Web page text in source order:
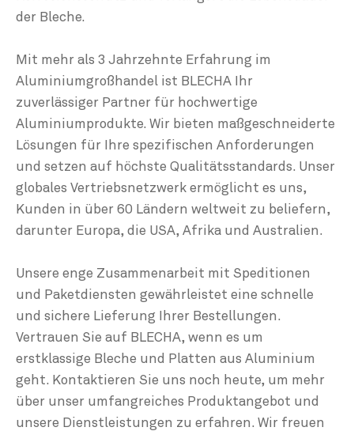
der Bleche.
Mit mehr als 3 Jahrzehnte Erfahrung im
Aluminiumgroßhandel ist BLECHA Ihr
zuverlässiger Partner für hochwertige
Aluminiumprodukte. Wir bieten maßgeschneiderte
Lösungen für Ihre spezifischen Anforderungen
und setzen auf höchste Qualitätsstandards. Unser
globales Vertriebsnetzwerk ermöglicht es uns,
Kunden in über 60 Ländern weltweit zu beliefern,
darunter Europa, die USA, Afrika und Australien.
Unsere enge Zusammenarbeit mit Speditionen
und Paketdiensten gewährleistet eine schnelle
und sichere Lieferung Ihrer Bestellungen.
Vertrauen Sie auf BLECHA, wenn es um
erstklassige Bleche und Platten aus Aluminium
geht. Kontaktieren Sie uns noch heute, um mehr
über unser umfangreiches Produktangebot und
unsere Dienstleistungen zu erfahren. Wir freuen